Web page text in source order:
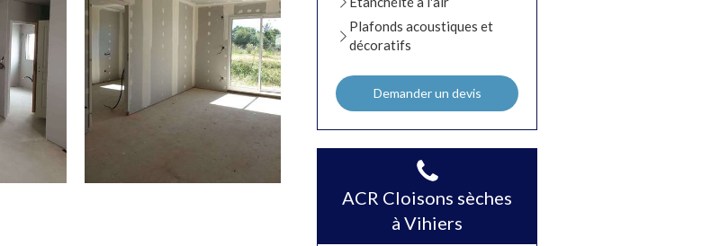
Plafonds acoustiques et
décoratifs
Demander un devis
ACR Cloisons sèches
à Vihiers